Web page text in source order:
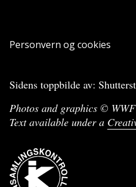
Personvern og cookies
Sidens toppbilde av:
Photos and graphics ©
Text available under a